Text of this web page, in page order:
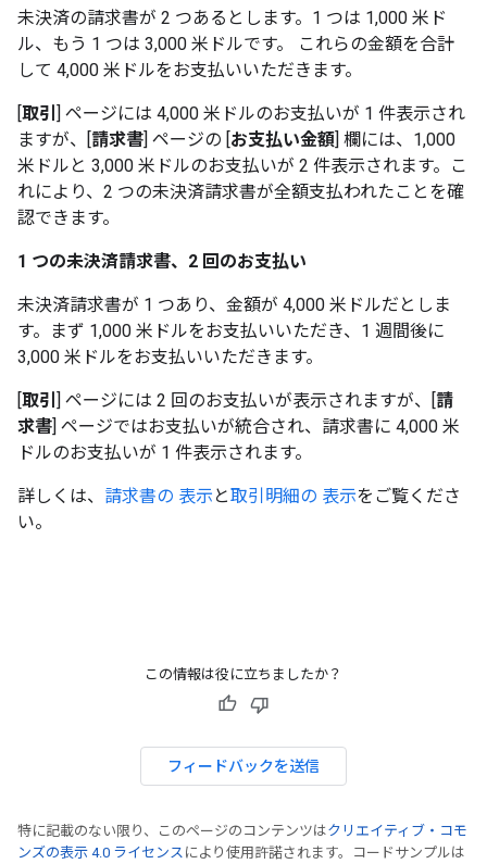
未決済の請求書が 2 つあるとします。1 つは 1,000 米ド
ル、もう 1 つは 3,000 米ドルです。 これらの金額を合計
して 4,000 米ドルをお支払いいただきます。
[取引 ] ページには 4,000 米ドルのお支払いが 1 件表示され
ますが、[請求書] ページの [お支払い金額] 欄には、1,000
米ドルと 3,000 米ドルのお支払いが 2 件表示されます。こ
れにより、2 つの未決済請求書が全額支払われたことを確
認できます。
1 つの未決済請求書、2 回のお支払い
未決済請求書が 1 つあり、金額が 4,000 米ドルだとしま
す。まず 1,000 米ドルをお支払いいただき、1 週間後に
3,000 米ドルをお支払いいただきます。
[取引 ] ページには 2 回のお支払いが表示されますが、[請
求書] ページではお支払いが統合され、請求書に 4,000 米
ドルのお支払いが 1 件表示されます。
詳しくは、 請求書の 表示 と取引明細の 表示をご覧くださ
い。
この情報は役に立ちましたか？
フィードバックを送信
特に記載のない限り、このページのコンテンツはクリエイティブ・コモ
ンズの表示 4.0 ライセンス により使用許諾されます。コードサンプルは